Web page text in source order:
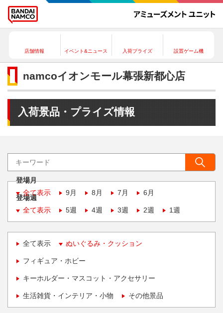
店舗情報 イベント&ニュース 入荷プライズ 設置ゲーム機
namcoイオンモール幕張新都心店
入荷景品・プライズ情報
登場月
全て表示
9月 8月 7月 6月
登場週
全て表示
5週 4週 3週 2週 1週
全て表示 ぬいぐるみ・クッション
フィギュア・ホビー
キーホルダー・マスコット・アクセサリー
生活雑貨・インテリア・小物 その他景品